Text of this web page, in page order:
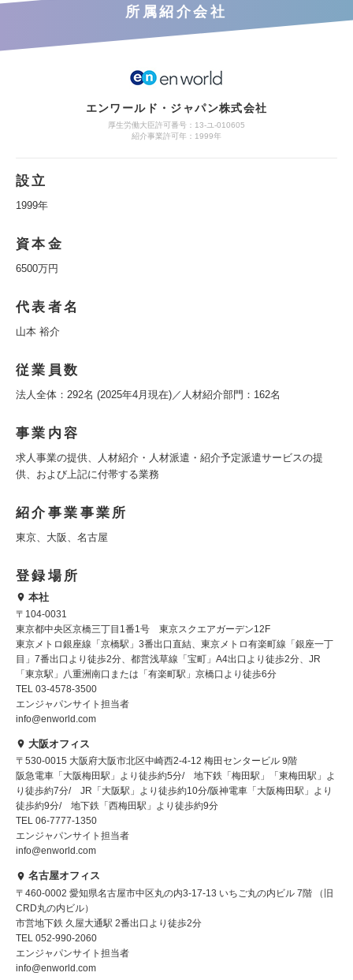
所属紹介会社
エンワールド・ジャパン株式会社
厚生労働大臣許可番号：13-ユ-010605
紹介事業許可年：1999年
設立
1999年
資本金
6500万円
代表者名
山本 裕介
従業員数
法人全体：292名 (2025年4月現在)／人材紹介部門：162名
事業内容
求人事業の提供、人材紹介・人材派遣・紹介予定派遣サービスの提
供、および上記に付帯する業務
紹介事業事業所
東京、大阪、名古屋
登録場所
本社
〒104-0031
東京都中央区京橋三丁目1番1号 東京スクエアガーデン12F
東京メトロ銀座線「京橋駅」3番出口直結、東京メトロ有楽町線「銀座一丁
目」7番出口より徒歩2分、都営浅草線「宝町」A4出口より徒歩2分、JR
「東京駅」八重洲南口または「有楽町駅」京橋口より徒歩6分
TEL 03-4578-3500
エンジャパンサイト担当者
info@enworld.com
大阪オフィス
〒530-0015 大阪府大阪市北区中崎西2-4-12 梅田センタービル 9階
阪急電車「大阪梅田駅」より徒歩約5分/ 地下鉄「梅田駅」「東梅田駅」よ
り徒歩約7分/ JR「大阪駅」より徒歩約10分/阪神電車「大阪梅田駅」より
徒歩約9分/ 地下鉄「西梅田駅」より徒歩約9分
TEL 06-7777-1350
エンジャパンサイト担当者
info@enworld.com
名古屋オフィス
〒460-0002 愛知県名古屋市中区丸の内3-17-13 いちご丸の内ビル 7階 （旧
CRD丸の内ビル）
市営地下鉄 久屋大通駅 2番出口より徒歩2分
TEL 052-990-2060
エンジャパンサイト担当者
info@enworld.com